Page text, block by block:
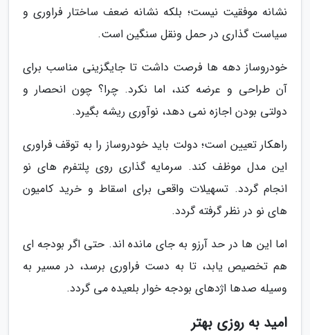
نشانه موفقیت نیست؛ بلکه نشانه ضعف ساختار فراوری و
سیاست گذاری در حمل ونقل سنگین است.
خودروساز دهه ها فرصت داشت تا جایگزینی مناسب برای
آن طراحی و عرضه کند، اما نکرد. چرا؟ چون انحصار و
دولتی بودن اجازه نمی دهد، نوآوری ریشه بگیرد.
راهکار تعیین است؛ دولت باید خودروساز را به توقف فراوری
این مدل موظف کند. سرمایه گذاری روی پلتفرم های نو
انجام گردد. تسهیلات واقعی برای اسقاط و خرید کامیون
های نو در نظر گرفته گردد.
اما این ها در حد آرزو به جای مانده اند. حتی اگر بودجه ای
هم تخصیص یابد، تا به دست فراوری برسد، در مسیر به
وسیله صدها اژدهای بودجه خوار بلعیده می گردد.
امید به روزی بهتر